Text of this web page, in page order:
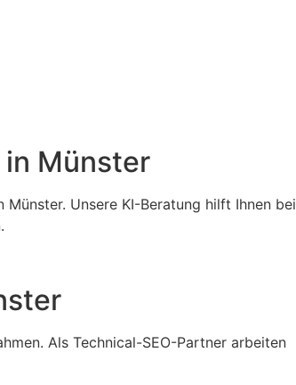
Münster
Unsere KI-Beratung hilft Ihnen bei
Als Technical-SEO-Partner arbeiten